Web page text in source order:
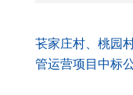
苌家庄村、桃园
管运营项目中标